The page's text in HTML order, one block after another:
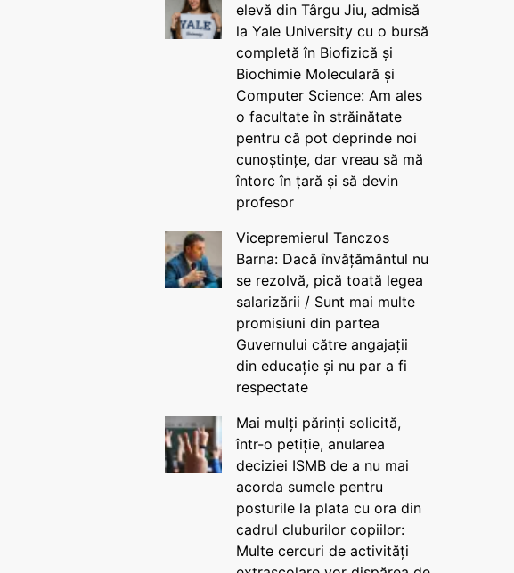
elevă din Târgu Jiu, admisă
la Yale University cu o bursă
completă în Biofizică și
Biochimie Moleculară și
Computer Science: Am ales
o facultate în străinătate
pentru că pot deprinde noi
cunoștințe, dar vreau să mă
întorc în țară și să devin
profesor
Vicepremierul Tanczos
Barna: Dacă învățământul nu
se rezolvă, pică toată legea
salarizării / Sunt mai multe
promisiuni din partea
Guvernului către angajații
din educație și nu par a fi
respectate
Mai mulți părinți solicită,
într-o petiție, anularea
deciziei ISMB de a nu mai
acorda sumele pentru
posturile la plata cu ora din
cadrul cluburilor copiilor:
Multe cercuri de activități